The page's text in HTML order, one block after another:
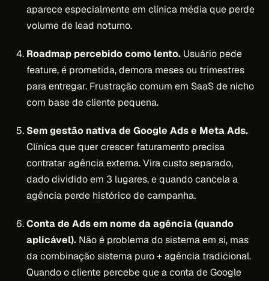
aparece especialmente em clínica média que perde
volume de lead noturno.
Roadmap percebido como lento. Usuário pede
feature, é prometida, demora meses ou trimestres
para entregar. Frustração comum em SaaS de nicho
com base de cliente pequena.
Sem gestão nativa de Google Ads e Meta Ads.
Clínica que quer crescer faturamento precisa
contratar agência externa. Vira custo separado,
dado dividido em 3 lugares, e quando cancela a
agência perde histórico de campanha.
Conta de Ads em nome da agência (quando
aplicável). Não é problema do sistema em si, mas
da combinação sistema puro + agência tradicional.
Quando o cliente percebe que a conta de Google